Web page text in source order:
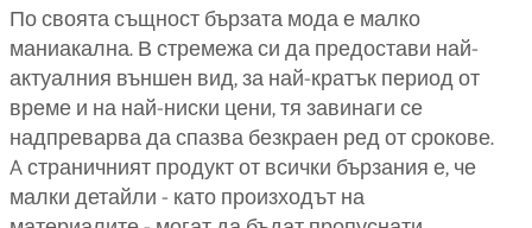
По своята същност бързата мода е малко
маниакална. В стремежа си да предостави най-
актуалния външен вид, за най-кратък период от
време и на най-ниски цени, тя завинаги се
надпреварва да спазва безкраен ред от срокове.
A страничният продукт от всички бързания е, че
малки детайли - като произходът на